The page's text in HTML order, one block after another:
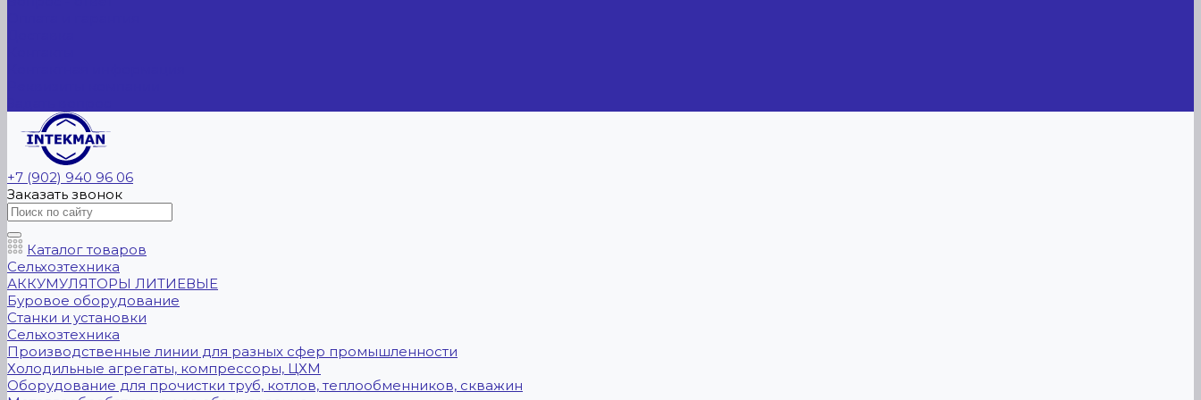
+7 (902) 940 96 06
Заказать звонок
Каталог товаров
Сельхозтехника
АККУМУЛЯТОРЫ ЛИТИЕВЫЕ
Буровое оборудование
Станки и установки
Сельхозтехника
Производственные линии для разных сфер промышленности
Холодильные агрегаты, компрессоры, ЦХМ
Оборудование для прочистки труб, котлов, теплообменников, скважин